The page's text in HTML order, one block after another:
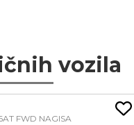
vozila
FWD NAGISA